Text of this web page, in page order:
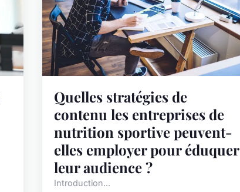
Quelles stratégies de
contenu les entreprises de
nutrition sportive peuvent-
elles employer pour éduquer
leur audience ?
Introduction...